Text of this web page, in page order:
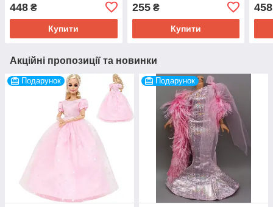
448 ₴
Купити
255₴
Купити
458
Акційні пропозиції та новинки
Подарунок Подарунок